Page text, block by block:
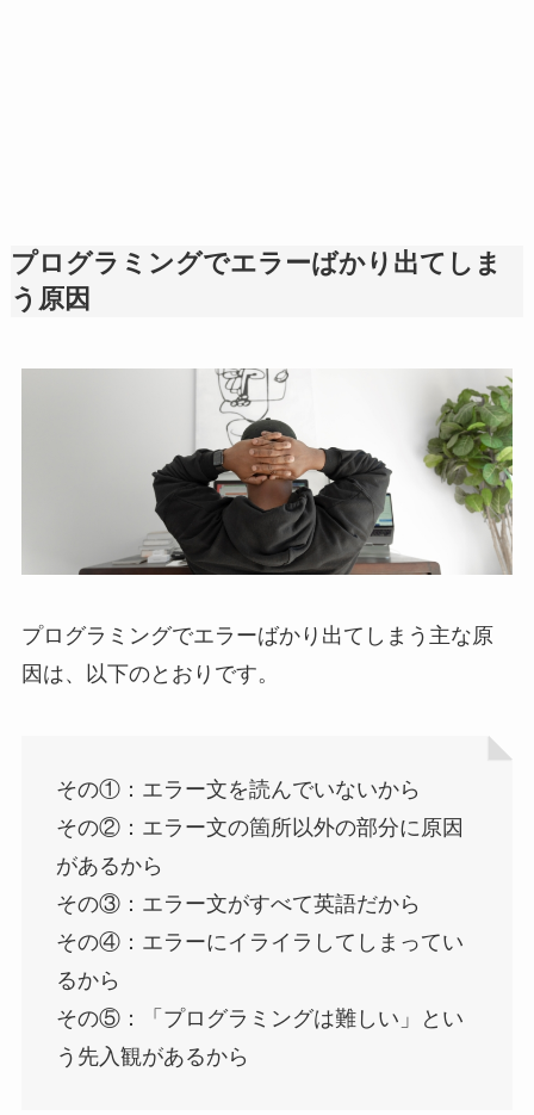
プログラミングでエラーばかり出てしま
う原因
プログラミングでエラーばかり出てしまう主な原
因は、以下のとおりです。
その①：エラー文を読んでいないから
その②：エラー文の箇所以外の部分に原因
があるから
その③：エラー文がすべて英語だから
その④：エラーにイライラしてしまってい
るから
その⑤：「プログラミングは難しい」とい
う先入観があるから